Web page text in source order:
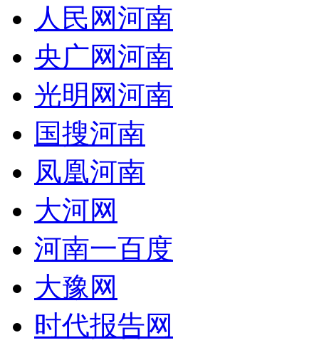
人民网河南
央广网河南
光明网河南
国搜河南
凤凰河南
大河网
河南一百度
大豫网
时代报告网